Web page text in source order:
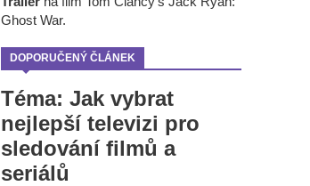
Ghost War.
DOPORUČENÝ ČLÁNEK
Téma: Jak vybrat
nejlepší televizi pro
sledování filmů a
seriálů